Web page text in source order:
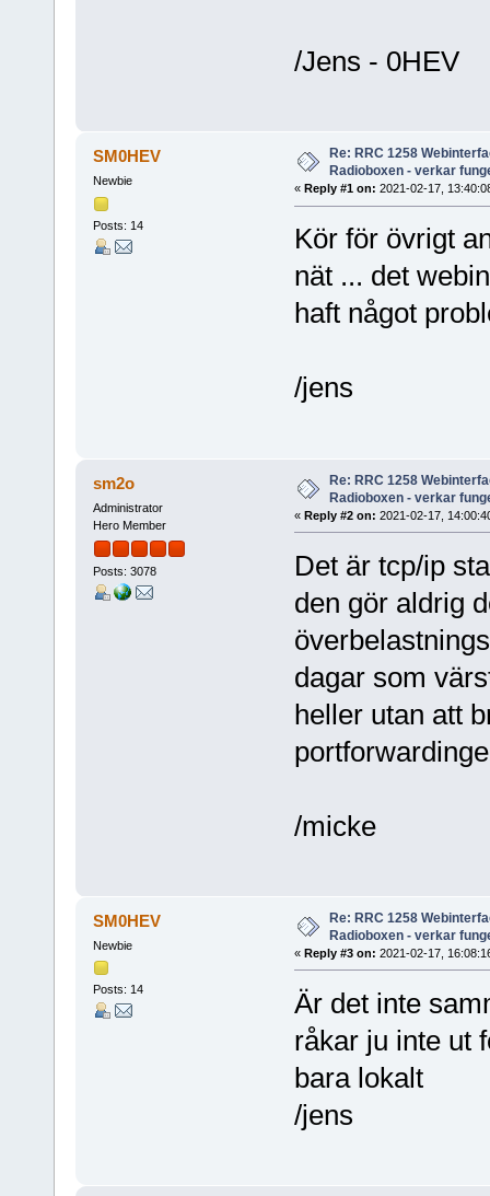
/Jens - 0HEV
SM0HEV
Newbie
Posts: 14
Re: RRC 1258
Radioboxen - verkar
« Reply #1 on: 2021-02-17,
Kör för övrigt
nät ... det
haft något
/jens
sm2o
Administrator
Hero Member
Posts: 3078
Re: RRC 1258
Radioboxen - verkar
« Reply #2 on: 2021-02-17,
Det är tcp/ip
den gör aldrig
dagar som
heller utan att
/micke
SM0HEV
Newbie
Posts: 14
Re: RRC 1258
Radioboxen - verkar
« Reply #3 on: 2021-02-17,
Är det inte
råkar ju inte ut
bara lokalt
/jens